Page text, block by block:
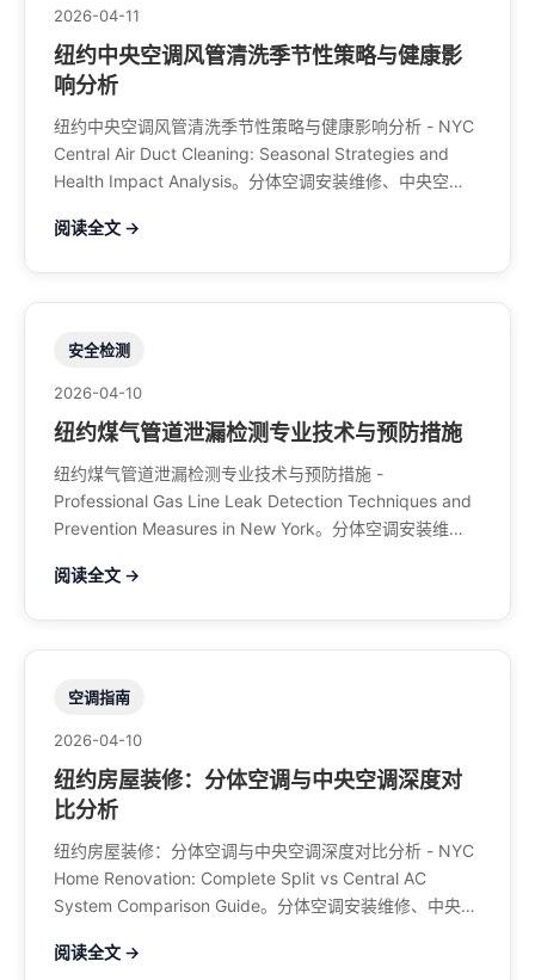
2026-04-11
纽约中央空调风管清洗季节性策略与健康影
响分析
纽约中央空调风管清洗季节性策略与健康影响分析 - NYC
Central Air Duct Cleaning: Seasonal Strategies and
Health Impact Analysis。分体空调安装维修、中央空
话：929-708-8979
阅读全文 →
安全检测
2026-04-10
纽约煤气管道泄漏检测专业技术与预防措施
纽约煤气管道泄漏检测专业技术与预防措施 -
Professional Gas Line Leak Detection Techniques and
Prevention Measures in New York。分体空调安装维
充电桩。电话：929-708-8979
阅读全文 →
空调指南
2026-04-10
纽约房屋装修：分体空调与中央空调深度对
比分析
纽约房屋装修：分体空调与中央空调深度对比分析 - NYC
Home Renovation: Complete Split vs Central AC
System Comparison Guide。分体空调安装维修、中央空
话：929-708-8979
阅读全文 →